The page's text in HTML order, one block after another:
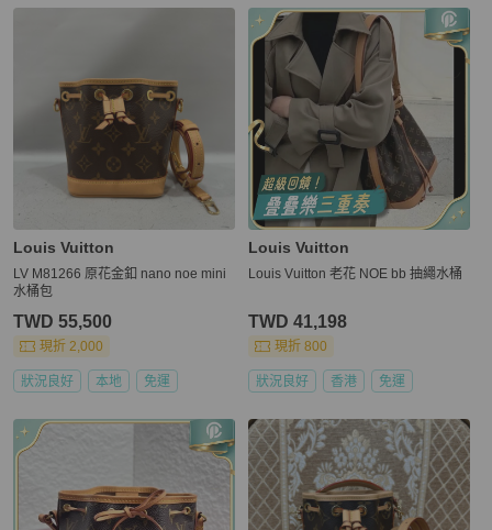
Louis Vuitton
LV M81266 原花金釦 nano noe mini
水桶包
TWD 55,500
現折 2,000
狀況良好 本地 免運
Louis Vuitton
Louis Vuitton 老花 NOE bb 抽繩水桶
TWD 41,198
現折 800
狀況良好 香港 免運